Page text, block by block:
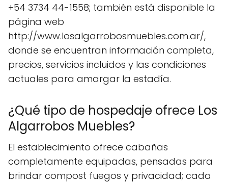
+54 3734 44-1558; también está disponible la
página web
http://www.losalgarrobosmuebles.com.ar/,
donde se encuentran información completa,
precios, servicios incluidos y las condiciones
actuales para amargar la estadía.
¿Qué tipo de hospedaje ofrece Los
Algarrobos Muebles?
El establecimiento ofrece cabañas
completamente equipadas, pensadas para
brindar compost fuegos y privacidad; cada